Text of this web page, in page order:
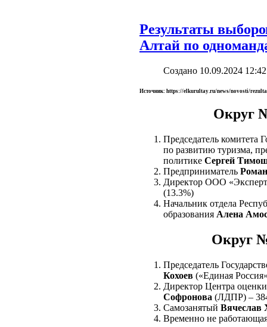
Результаты
Алтай по
Создано 10.09.2024 12:42
Источник: https://elkurultay.ru/news/novosti/
Округ
Председатель комитета
по развитию туризма,
политике Сергей
Предприниматель
Директор ООО
(13.3%)
Начальник отдела
образования Алена
Округ
Председатель
Кохоев («Единая
Директор Центра
Софронова (ЛДПР) –
Самозанятый Вячеслав
Временно не